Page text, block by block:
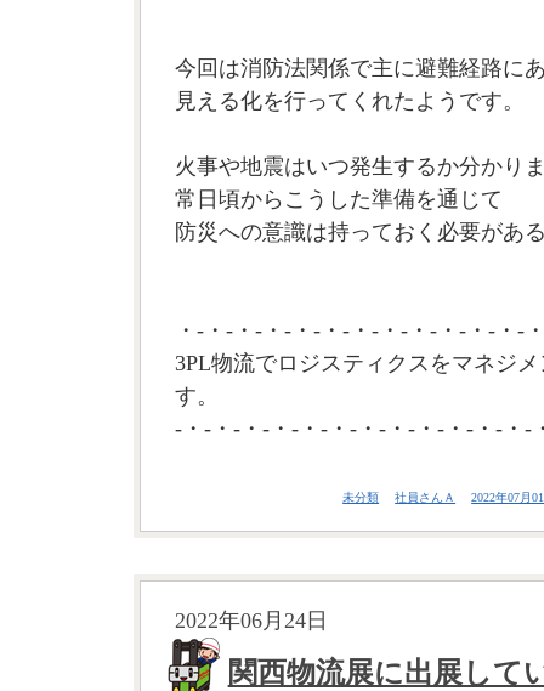
今回は消防法関係で主に避難経路に
見える化を行ってくれたようです。
火事や地震はいつ発生するか分かり
常日頃からこうした準備を通じて
防災への意識は持っておく必要があ
・-・-・-・-・-・-・-・-・-・-・-・-
3PL物流でロジスティクスをマネジ
す。
-・-・-・-・-・-・-・-・-・-・-・-・-
未分類 社員さんＡ 2022年07月
2022年06月24日
関西物流展に出展して